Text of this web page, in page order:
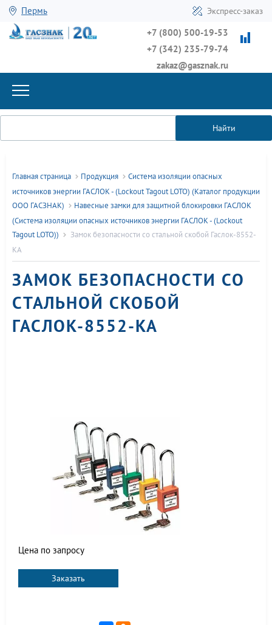
Пермь Экспресс-заказ
+7 (800) 500-19-53
+7 (342) 235-79-74
zakaz@gasznak.ru
Найти
Главная страница Продукция
Система изоляции опасных
источников энергии ГАСЛОК - (Lockout Tagout LOTO) (Каталог продукции
ООО ГАСЗНАК)
Навесные замки для защитной блокировки ГАСЛОК
(Система изоляции опасных источников энергии ГАСЛОК - (Lockout
Tagout LOTO))
Замок безопасности со стальной скобой Гаслок-8552-
KA
ЗАМОК БЕЗОПАСНОСТИ СО
СТАЛЬНОЙ СКОБОЙ
ГАСЛОК-8552-KA
Цена по запросу
Заказать